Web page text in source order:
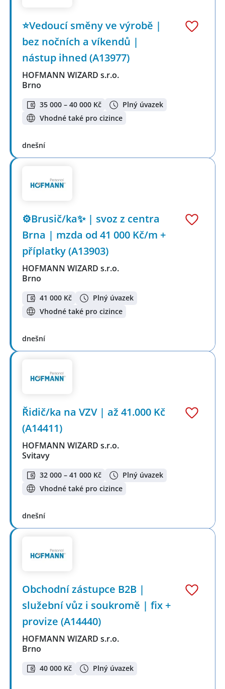
⭐Vedoucí směny ve výrobě |
bez nočních a víkendů |
nástup ihned (A13977)
HOFMANN WIZARD s.r.o.
Brno
35 000 – 40 000 Kč
Plný úvazek
Vhodné také pro cizince
dnešní
⚙️Brusič/ka✨ | svoz z centra
Brna | mzda od 41 000 Kč/m +
příplatky (A13903)
HOFMANN WIZARD s.r.o.
Brno
41 000 Kč
Plný úvazek
Vhodné také pro cizince
dnešní
Řidič/ka na VZV | až 41.000 Kč
(A14411)
HOFMANN WIZARD s.r.o.
Svitavy
32 000 – 41 000 Kč
Plný úvazek
Vhodné také pro cizince
dnešní
Obchodní zástupce B2B |
služební vůz i soukromě | fix +
provize (A14440)
HOFMANN WIZARD s.r.o.
Brno
40 000 Kč Plný úvazek